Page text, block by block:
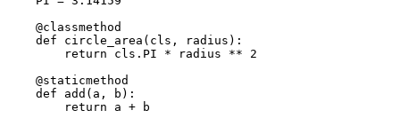
    @classmethod
    def circle_area(cls, radius):
        return cls.PI * radius ** 2
    @staticmethod
    def add(a, b):
        return a + b